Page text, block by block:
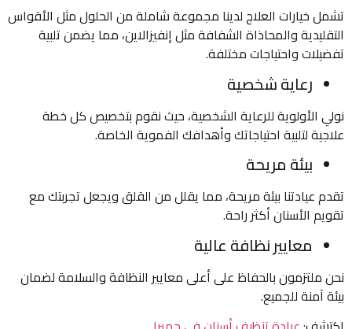
تشمل خيارات العلاج لدينا مجموعة شاملة من الحلول مثل الأقواس
التقليدية والمحاذاة الشفافة مثل إنفيزالاين، مما يضمن تلبية
تفضيلات واحتياجات مختلفة.
رعاية شخصية
نولي الأولوية للرعاية الشخصية، حيث نقوم بتخصيص كل خطة
علاجية لتلبية احتياجاتك وأهدافك الفموية الخاصة.
بيئة مريحة
تقدم عيادتنا بيئة مريحة، مما يقلل من القلق ويجعل تجربتك مع
تقويم الأسنان أكثر راحة.
معايير نظافة عالية
نحن ملتزمون بالحفاظ على أعلى معايير النظافة والسلامة لضمان
بيئة آمنة للجميع.